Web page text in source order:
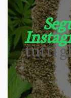
tutti